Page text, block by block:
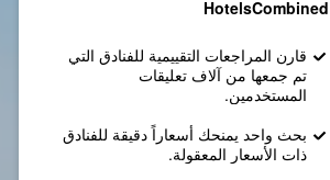
HotelsCombined
قارن المراجعات التقييمية للفنادق التي
تم جمعها من آلاف تعليقات
المستخدمين.
بحث واحد يمنحك أسعاراً دقيقة للفنادق
ذات الأسعار المعقولة.